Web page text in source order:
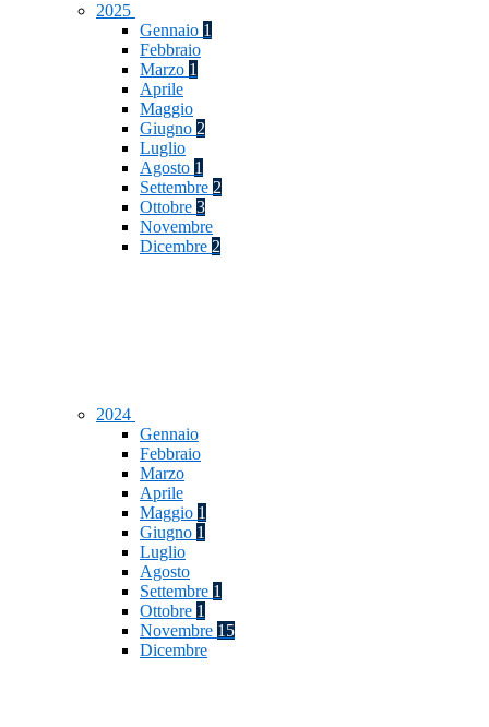
2025
Gennaio 1
Febbraio
Marzo 1
Aprile
Maggio
Giugno 2
Luglio
Agosto 1
Settembre 2
Ottobre 3
Novembre
Dicembre 2
2024
Gennaio
Febbraio
Marzo
Aprile
Maggio 1
Giugno 1
Luglio
Agosto
Settembre 1
Ottobre 1
Novembre 15
Dicembre